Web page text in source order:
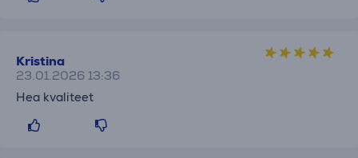
Kristina
23.01.2026 13:36
Hea kvaliteet